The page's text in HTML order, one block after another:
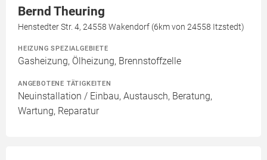
Bernd Theuring
Henstedter Str. 4, 24558 Wakendorf (6km von 24558 Itzstedt)
HEIZUNG SPEZIALGEBIETE
Gasheizung, Ölheizung, Brennstoffzelle
ANGEBOTENE TÄTIGKEITEN
Neuinstallation / Einbau, Austausch, Beratung,
Wartung, Reparatur